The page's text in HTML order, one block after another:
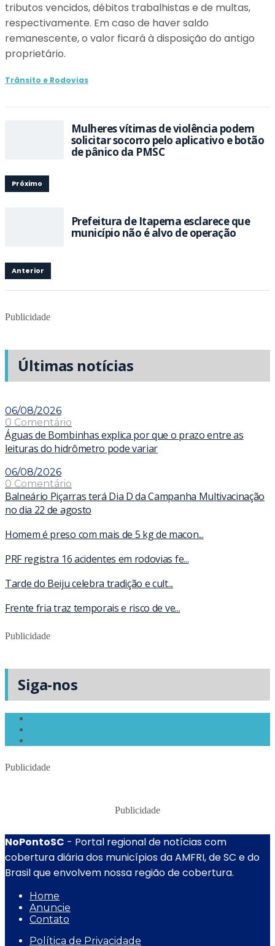
tributos vencidos, débitos trabalhistas e de multas,
respectivamente. Em caso de haver saldo
remanescente, o valor ficará à disposição do antigo
proprietário.
Trânsito e Rodovias
Mulheres vítimas de violência podem
solicitar socorro pelo aplicativo e botão
de pânico da PMSC
Próximo
Prefeitura de Itapema esclarece que
município não é alvo de operação
Anterior
Publicidade
Últimas notícias
06/08/2026
0 Comentário
Águas de Bombinhas explica por que o prazo entre as
leituras do hidrômetro pode variar
06/08/2026
0 Comentário
Balneário Piçarras terá Dia D da Campanha Multivacinação
no dia 22 de agosto
Homem é preso com mais de 5 kg de macon...
PRF registra 16 acidentes em rodovias fe...
Tarde do Beiju celebra tradição e cult...
Frente fria traz temporais e risco de ve...
Publicidade
Siga-nos
Publicidade
Publicidade
NoPontoSC - Portal regional de notícias com
cobertura diária dos municípios da AMFRI, de SC e do
Brasil que envolvem nossa região de cobertura.
Home
Anuncie
Contato
Política de Privacidade